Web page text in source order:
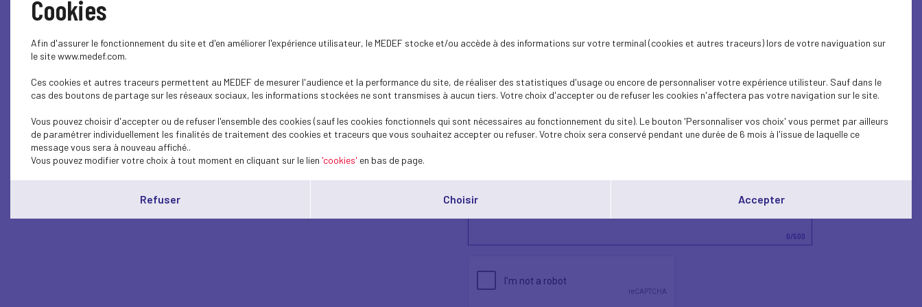
0/500
Cookies
Afin d'assurer le fonctionnement du site et d'en améliorer l'expérience utilisateur, le MEDEF stocke et/ou accède à des informations sur votre terminal (cookies et autres traceurs) lors de votre naviguation sur
le site www.medef.com.
Ces cookies et autres traceurs permettent au MEDEF de mesurer l'audience et la performance du site, de réaliser des statistiques d'usage ou encore de personnaliser votre expérience utilisteur. Sauf dans le
cas des boutons de partage sur les réseaux sociaux, les informations stockées ne sont transmises à aucun tiers. Votre choix d'accepter ou de refuser les cookies n'affectera pas votre navigation sur le site.
Vous pouvez choisir d'accepter ou de refuser l'ensemble des cookies (sauf les cookies fonctionnels qui sont nécessaires au fonctionnement du site). Le bouton 'Personnaliser vos choix' vous permet par ailleurs
de paramétrer individuellement les finalités de traitement des cookies et traceurs que vous souhaitez accepter ou refuser. Votre choix sera conservé pendant une durée de 6 mois à l'issue de laquelle ce
message vous sera à nouveau affiché..
Vous pouvez modifier votre choix à tout moment en cliquant sur le lien 'cookies' en bas de page.
Refuser Choisir Accepter